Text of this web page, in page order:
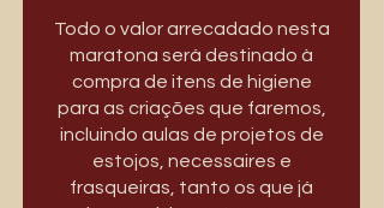
Todo o valor arrecadado nesta
maratona será destinado à
compra de itens de higiene
para as criações que faremos,
incluindo aulas de projetos de
estojos, necessaires e
frasqueiras, tanto os que já